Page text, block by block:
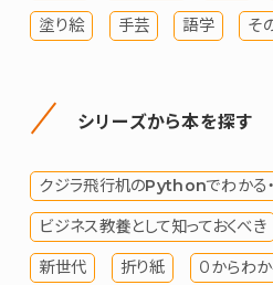
塗り絵 手芸 語学 そ
シリーズから本を探す
クジラ飛行机のPythonでわかる・
ビジネス教養として知っておくべき
新世代 折り紙 ０からわ